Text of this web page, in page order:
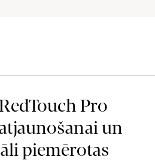
Pro
un
piemērotas